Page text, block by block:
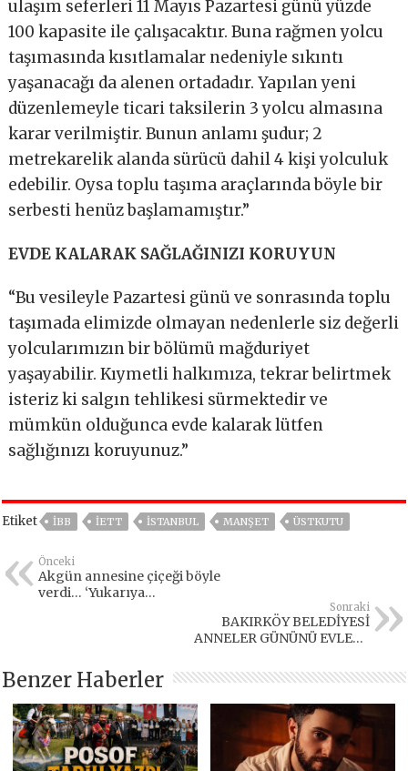
ulaşım seferleri 11 Mayıs Pazartesi günü yüzde
100 kapasite ile çalışacaktır. Buna rağmen yolcu
taşımasında kısıtlamalar nedeniyle sıkıntı
yaşanacağı da alenen ortadadır. Yapılan yeni
düzenlemeyle ticari taksilerin 3 yolcu almasına
karar verilmiştir. Bunun anlamı şudur; 2
metrekarelik alanda sürücü dahil 4 kişi yolculuk
edebilir. Oysa toplu taşıma araçlarında böyle bir
serbesti henüz başlamamıştır.”
EVDE KALARAK SAĞLAĞINIZI KORUYUN
“Bu vesileyle Pazartesi günü ve sonrasında toplu
taşımada elimizde olmayan nedenlerle siz değerli
yolcularımızın bir bölümü mağduriyet
yaşayabilir. Kıymetli halkımıza, tekrar belirtmek
isteriz ki salgın tehlikesi sürmektedir ve
mümkün olduğunca evde kalarak lütfen
sağlığınızı koruyunuz.”
Etiket IBB IETT İSTANBUL MANŞET ÜSTKUTU
Önceki
Akgün annesine çiçeği böyle
verdi… ‘Yukarıya
Sonraki
BAKIRKÖY BELEDİYESİ
ANNELER GÜNÜNÜ EVLERE
Benzer Haberler